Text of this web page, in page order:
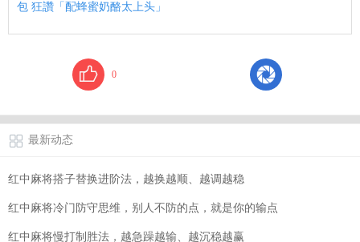
包 狂讚「配蜂蜜奶酪太上头」
0
最新动态
红中麻将搭子替换进阶法，越换越顺、越调越稳
红中麻将冷门防守思维，别人不防的点，就是你的输点
红中麻将慢打制胜法，越急躁越输、越沉稳越赢